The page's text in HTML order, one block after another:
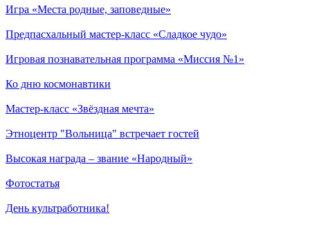
Игра «Места родные, заповедные»
Предпасхальный мастер-класс «Сладкое чудо»
Игровая познавательная программа «Миссия №1»
Ко дню космонавтики
Мастер-класс «Звёздная мечта»
Этноцентр "Вольница" встречает гостей
Высокая награда – звание «Народный»
Фотостатья
День культработника!